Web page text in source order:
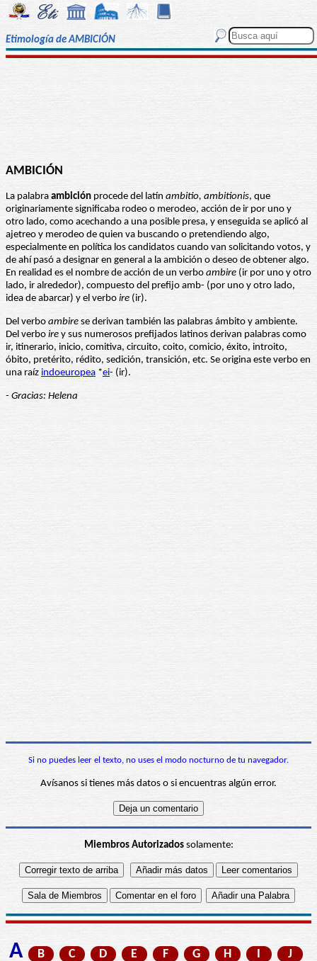
Etimología de AMBICIÓN
AMBICIÓN
La palabra ambición procede del latín ambitio, ambitionis, que
originariamente significaba rodeo o merodeo, acción de ir por uno y
otro lado, como acechando a una posible presa, y enseguida se aplicó al
ajetreo y merodeo de quien va buscando o pretendiendo algo,
especialmente en política los candidatos cuando van solicitando votos, y
de ahí pasó a designar en general a la ambición o deseo de obtener algo.
En realidad es el nombre de acción de un verbo ambire (ir por uno y otro
lado, ir alrededor), compuesto del prefijo amb- (por uno y otro lado,
idea de abarcar) y el verbo ire (ir).
Del verbo ambire se derivan también las palabras ámbito y ambiente.
Del verbo ire y sus numerosos prefijados latinos derivan palabras como
ir, itinerario, inicio, comitiva, circuito, coito, comicio, éxito, introito,
óbito, pretérito, rédito, sedición, transición, etc. Se origina este verbo en
una raíz indoeuropea *ei- (ir).
- Gracias: Helena
Si no puedes leer el texto, no uses el modo nocturno de tu navegador.
Avísanos si tienes más datos o si encuentras algún error.
Miembros Autorizadossolamente:
A B C D E F G H I
J